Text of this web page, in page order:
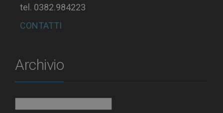
tel. 0382.984223
CONTATTI
Archivio